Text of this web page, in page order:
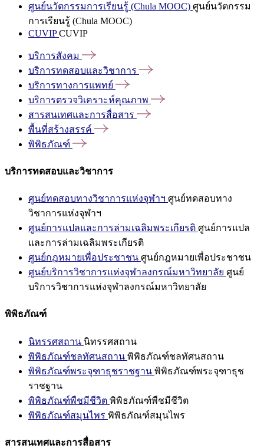
ศูนย์นวัตกรรมการเรียนรู้ (Chula MOOC) ศูนย์นวัตกรรม
การเรียนรู้ (Chula MOOC)
CUVIPCUVIP
บริการสังคม
บริการทดสอบและวิชาการ
บริการทางการแพทย์
บริการตรวจวิเคราะห์คุณภาพ
สารสนเทศและการสื่อสาร
พื้นที่สร้างสรรค์
พิพิธภัณฑ์
บริการทดสอบและวิชาการ
ศูนย์ทดสอบทางวิชาการแห่งจุฬาฯ ศูนย์ทดสอบทาง
วิชาการแห่งจุฬาฯ
ศูนย์การแปลและการล่ามเฉลิมพระเกียรติ ศูนย์การแปล
และการล่ามเฉลิมพระเกียรติ
ศูนย์กฎหมายเพื่อประชาชน ศูนย์กฎหมายเพื่อประชาชน
ศูนย์บริการวิชาการแห่งจุฬาลงกรณ์มหาวิทยาลัย ศูนย์
บริการวิชาการแห่งจุฬาลงกรณ์มหาวิทยาลัย
พิพิธภัณฑ์
นิทรรศสถาน นิทรรศสถาน
พิพิธภัณฑ์ชลทัศนสถาน พิพิธภัณฑ์ชลทัศนสถาน
พิพิธภัณฑ์พระจุฑาธุชราชฐาน พิพิธภัณฑ์พระจุฑาธุช
ราชฐาน
พิพิธภัณฑ์พืชมีชีวิต พิพิธภัณฑ์พืชมีชีวิต
พิพิธภัณฑ์สมุนไพร พิพิธภัณฑ์สมุนไพร
สารสนเทศและการสื่อสาร